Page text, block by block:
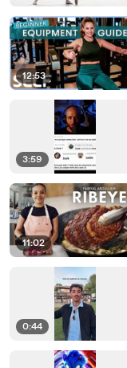
12:53
3:59
11:02
0:44